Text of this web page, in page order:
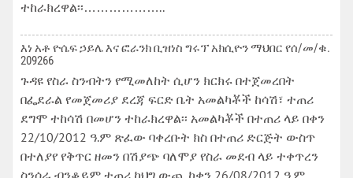
ተከራክረዋል፡፡………………..
እነ አቶ ዮሴፍ ኃይሌ እና ፎራንክ ቢዝነስ ግሩፕ አክሲዮን ማህበር የሰ/መ/ቁ.
209266
ጉዳዩ የስራ ስንብትን የሚመለከት ሲሆን ክርክሩ በተጀመረበት
በፌደራል የመጀመሪያ ደረጃ ፍርድ ቤት አመልካቾች ከሳሽ፣ ተጠሪ
ደግሞ ተከሳሽ በመሆን ተከራክረዋል፡፡ አመልካቾች በተጠሪ ላይ በቀን
22/10/2012 ዓ.ም ጽፈው ባቀረቡት ክስ በተጠሪ ድርጅት ውስጥ
በተለያየ የቅጥር ዘመን በሽያጭ ባለሞያ የስራ መደብ ላይ ተቀጥረን
ስንሰራ ብንቆይም ተጠሪ ከህግ ውጪ ከቀን 26/08/2012 ዓ.ም